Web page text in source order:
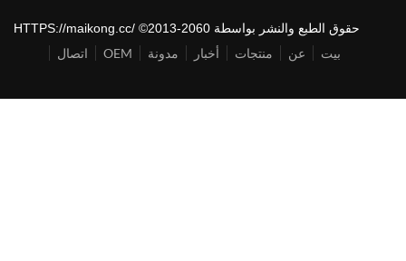
حقوق الطبع والنشر بواسطة HTTPS://maikong.cc/ ©2013-2060
بيت عن منتجات أخبار مدونة OEM اتصال